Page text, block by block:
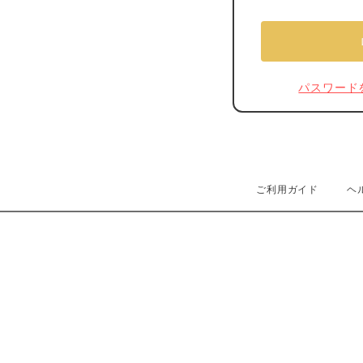
パスワード
ご利用ガイド ヘ